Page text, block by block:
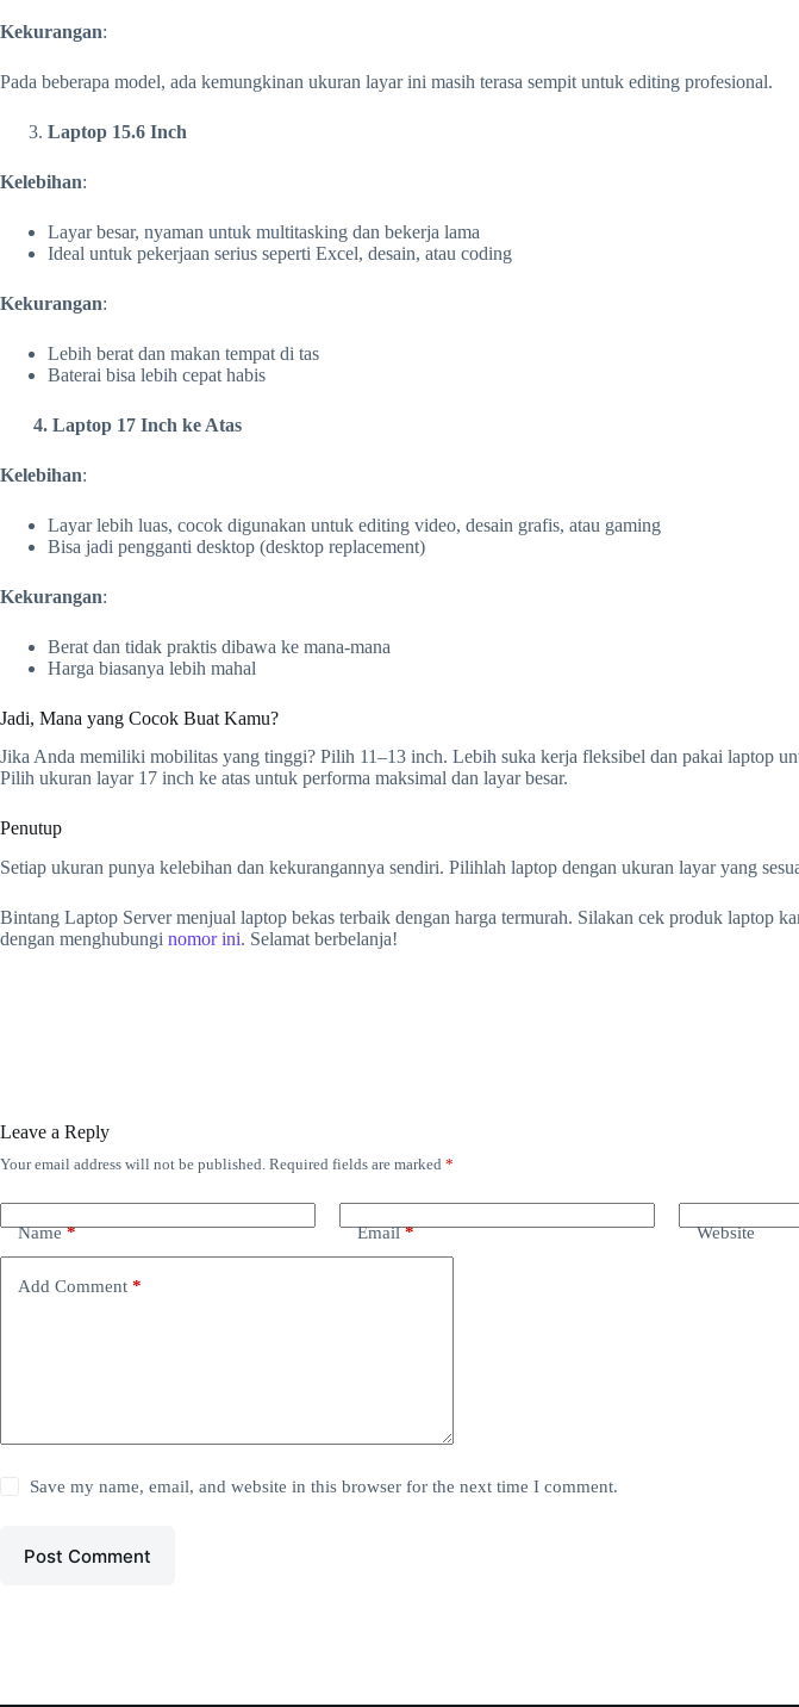
Kekurangan:
Pada beberapa model, ada kemungkinan ukuran layar ini masih terasa sempit untuk editing profesional.
Laptop 15.6 Inch
Kelebihan:
Layar besar, nyaman untuk multitasking dan bekerja lama
Ideal untuk pekerjaan serius seperti Excel, desain, atau coding
Kekurangan:
Lebih berat dan makan tempat di tas
Baterai bisa lebih cepat habis
4. Laptop 17 Inch ke Atas
Kelebihan:
Layar lebih luas, cocok digunakan untuk editing video, desain grafis, atau gaming
Bisa jadi pengganti desktop (desktop replacement)
Kekurangan:
Berat dan tidak praktis dibawa ke mana-mana
Harga biasanya lebih mahal
Jadi, Mana yang Cocok Buat Kamu?
Jika Anda memiliki mobilitas yang tinggi? Pilih 11–13 inch. Lebih suka kerja fleksibel dan pakai laptop
Pilih ukuran layar 17 inch ke atas untuk performa maksimal dan layar besar.
Penutup
Setiap ukuran punya kelebihan dan kekurangannya sendiri. Pilihlah laptop dengan ukuran layar yang
Bintang Laptop Server menjual laptop bekas terbaik dengan harga termurah. Silakan cek produk laptop
dengan menghubungi nomor ini. Selamat berbelanja!
Leave a Reply
Your email address will not be published. Required fields are marked *
Name* Email* Website
Add Comment *
Save my name, email, and website in this browser for the next time I comment.
Post Comment